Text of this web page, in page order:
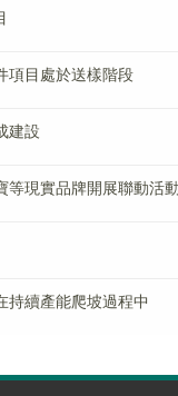
項目處於送樣階段
建設
等現實品牌開展聯動活動
持續產能爬坡過程中